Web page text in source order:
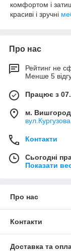
комфортом і
красиві і зручні
Про нас
Рейтинг не
Менше 5
Працює з
м. Вишгород
Контакти
Сьогодні
Показати
Про нас
Контакти
Доставка та